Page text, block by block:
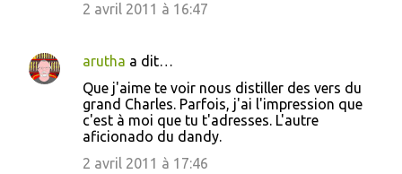
e
2 avril 2011 à 16:47
arutha a dit…
Que j'aime te voir nous distiller des vers du
grand Charles. Parfois, j'ai l'impression que
c'est à moi que tu t'adresses. L'autre
aficionado du dandy.
2 avril 2011 à 17:46